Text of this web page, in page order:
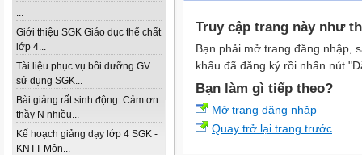
...
Giới thiệu SGK Giáo dục thể chất
lớp 4...
Tài liệu phục vụ bồi dưỡng GV
sử dụng SGK...
Bài giảng rất sinh động. Cảm ơn
thầy N nhiều...
Kế hoạch giảng dạy lớp 4 SGK -
KNTT Môn...
Truy cập trang này như
Bạn phải mở trang đăng nhập,
khẩu đã đăng ký rồi nhấn nút
Bạn làm gì tiếp theo?
Mở trang đăng nhập
Quay trở lại trang trước